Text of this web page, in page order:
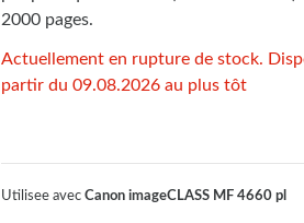
2000 pages.
Actuellement en rupture de stock.
partir du 09.08.2026 au plus tôt
Utilisee avec Canon imageCLASS MF 4660 pl